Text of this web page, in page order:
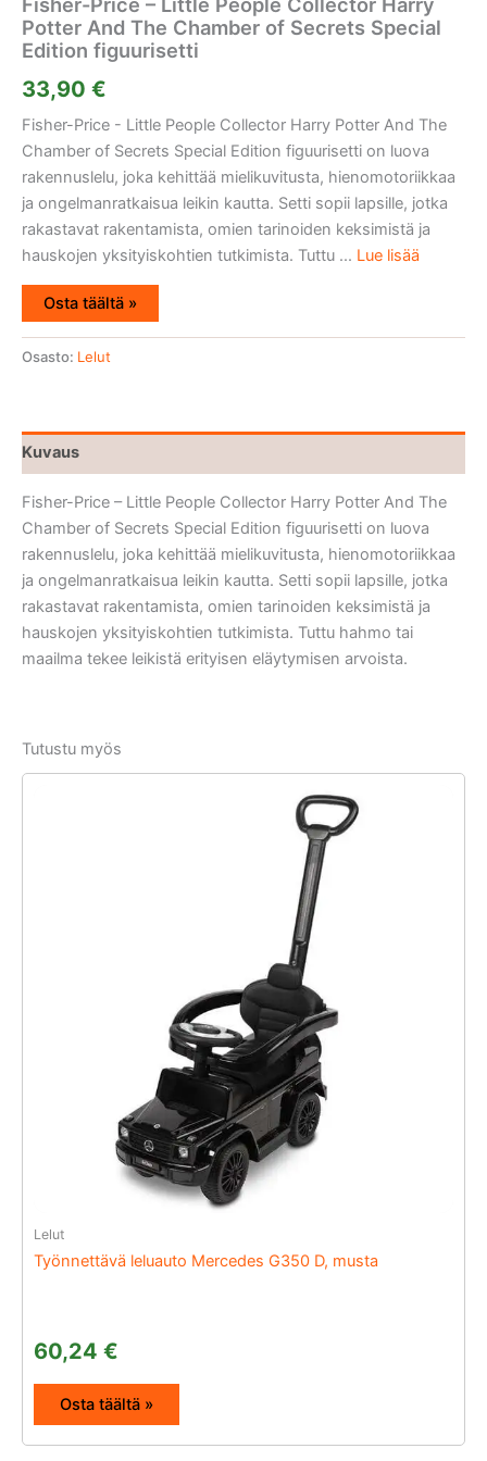
Potter And The Chamber of Secrets Special
Edition figuurisetti
33,90 €
Fisher-Price - Little People Collector Harry Potter And The
Chamber of Secrets Special Edition figuurisetti on luova
rakennuslelu, joka kehittää mielikuvitusta, hienomotoriikkaa
ja ongelmanratkaisua leikin kautta. Setti sopii lapsille, jotka
rakastavat rakentamista, omien tarinoiden keksimistä ja
hauskojen yksityiskohtien tutkimista. Tuttu ... Lue lisää
Osta täältä »
Osasto: Lelut
Kuvaus
Fisher-Price – Little People Collector Harry Potter And The
Chamber of Secrets Special Edition figuurisetti on luova
rakennuslelu, joka kehittää mielikuvitusta, hienomotoriikkaa
ja ongelmanratkaisua leikin kautta. Setti sopii lapsille, jotka
rakastavat rakentamista, omien tarinoiden keksimistä ja
hauskojen yksityiskohtien tutkimista. Tuttu hahmo tai
maailma tekee leikistä erityisen eläytymisen arvoista.
Tutustu myös
Lelut
Työnnettävä leluauto Mercedes G350 D, musta
60,24 €
Osta täältä »